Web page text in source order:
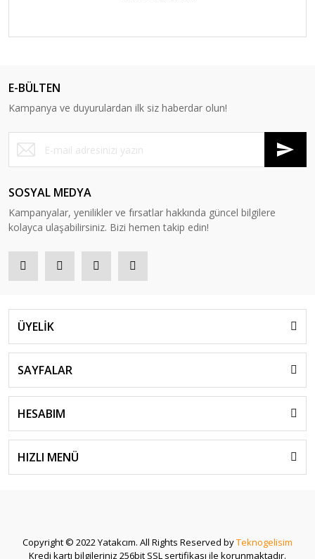
E-BÜLTEN
Kampanya ve duyurulardan ilk siz haberdar olun!
SOSYAL MEDYA
Kampanyalar, yenilikler ve fırsatlar hakkında güncel bilgilere
kolayca ulaşabilirsiniz. Bizi hemen takip edin!
ÜYELİK
SAYFALAR
HESABIM
HIZLI MENÜ
Copyright © 2022 Yatakcım. All Rights Reserved byTeknogelisim
Kredi kartı bilgileriniz 256bit SSL sertifikası ile korunmaktadır.